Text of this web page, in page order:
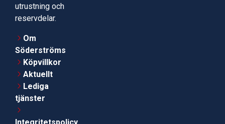
utrustning och
reservdelar.
Om
Söderströms
Köpvillkor
Aktuellt
Lediga
tjänster